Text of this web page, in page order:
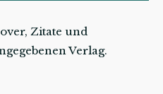
Zitate und
Verlag.